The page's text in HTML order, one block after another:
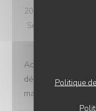
Politique
2025-08-12
-
Service
Accueil
décoration
mais bons